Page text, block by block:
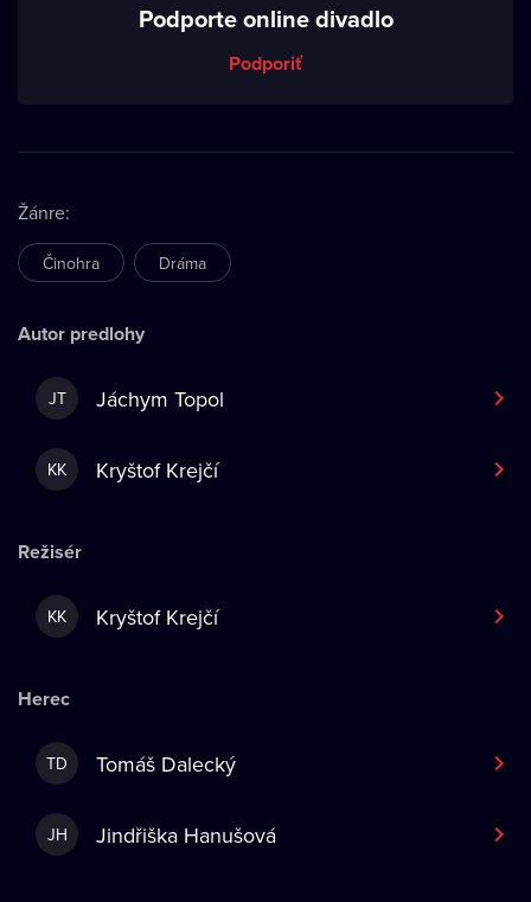
Podporte online divadlo
Podporiť
Žánre:
Činohra Dráma
Autor predlohy
JT Jáchym Topol
KK Kryštof Krejčí
Režisér
KK Kryštof Krejčí
Herec
TD Tomáš Dalecký
JH Jindřiška Hanušová